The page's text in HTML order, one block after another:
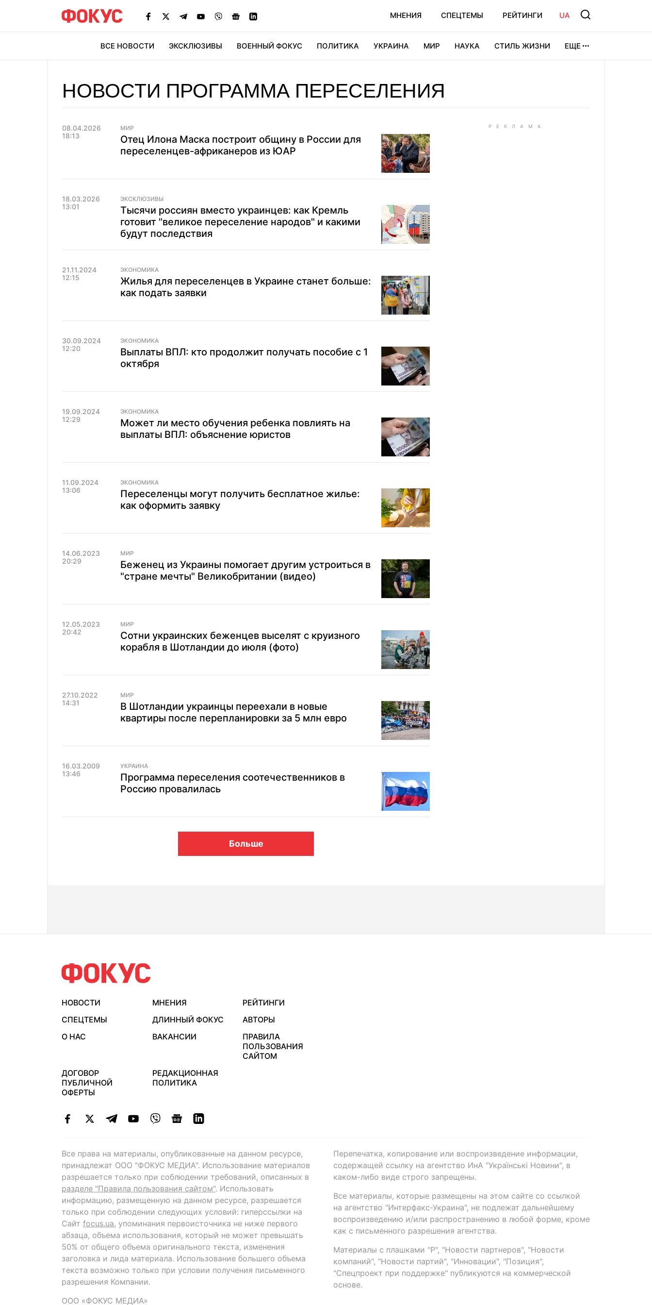
МНЕНИЯ СПЕЦТЕМЫ РЕЙТИНГИ UA
ВСЕ НОВОСТИ ЭКСКЛЮЗИВЫ ВОЕННЫЙ ФОКУС ПОЛИТИКА УКРАИНА МИР НАУКА СТИЛЬ ЖИЗНИ ЕЩЕ
НОВОСТИ ПРОГРАММА ПЕРЕСЕЛЕНИЯ
08.04.2026
18:13
МИР
Отец Илона Маска построит общину в России для
переселенцев-африканеров из ЮАР
18.03.2026
13:01
ЭКСКЛЮЗИВЫ
Тысячи россиян вместо украинцев: как Кремль
готовит "великое переселение народов" и какими
будут последствия
21.11.2024
12:15
ЭКОНОМИКА
Жилья для переселенцев в Украине станет больше:
как подать заявки
30.09.2024
12:20
ЭКОНОМИКА
Выплаты ВПЛ: кто продолжит получать пособие с 1
октября
19.09.2024
12:29
ЭКОНОМИКА
Может ли место обучения ребенка повлиять на
выплаты ВПЛ: объяснение юристов
11.09.2024
13:06
ЭКОНОМИКА
Переселенцы могут получить бесплатное жилье:
как оформить заявку
14.06.2023
20:29
МИР
Беженец из Украины помогает другим устроиться в
"стране мечты" Великобритании (видео)
12.05.2023
20:42
МИР
Сотни украинских беженцев выселят с круизного
корабля в Шотландии до июля (фото)
27.10.2022
14:31
МИР
В Шотландии украинцы переехали в новые
квартиры после перепланировки за 5 млн евро
16.03.2009
13:46
УКРАИНА
Программа переселения соотечественников в
Россию провалилась
Больше
НОВОСТИ МНЕНИЯ
РЕЙТИНГИ
СПЕЦТЕМЫ
ДЛИННЫЙ ФОКУС
АВТОРЫ
О НАС
ВАКАНСИИ
ПРАВИЛА
ПОЛЬЗОВАНИЯ
САЙТОМ
ДОГОВОР
ПУБЛИЧНОЙ
ОФЕРТЫ
РЕДАКЦИОННАЯ
ПОЛИТИКА
Все права на материалы, опубликованные на данном ресурсе,
принадлежат ООО "ФОКУС МЕДИА". Использование материалов
разрешается только при соблюдении требований, описанных в
разделе "Правила пользования сайтом". Использовать
информацию, размещенную на данном ресурсе, разрешается
только при соблюдении следующих условий: гиперссылки на
Сайт focus.ua, упоминания первоисточника не ниже первого
абзаца, объема использования, который не может превышать
50% от общего объема оригинального текста, изменения
заголовка и лида материала. Использование большего объема
текста возможно только при условии получения письменного
разрешения Компании.
ООО «ФОКУС МЕДИА»
Перепечатка, копирование или воспроизведение информации,
содержащей ссылку на агентство ИнА "Українські Новини", в
каком-либо виде строго запрещены.
Все материалы, которые размещены на этом сайте со ссылкой
на агентство "Интерфакс-Украина", не подлежат дальнейшему
воспроизведению и/или распространению в любой форме, кроме
как с письменного разрешения агентства.
Материалы с плашками "Р", "Новости партнеров", "Новости
компаний", "Новости партий", "Инновации", "Позиция",
"Спецпроект при поддержке" публикуются на коммерческой
основе.